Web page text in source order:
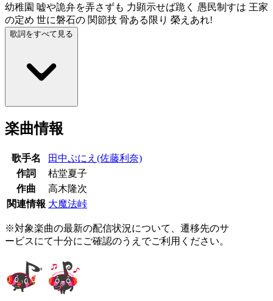
幼稚園 嘘や詭弁を弄さずも 力顕示せば跪く 愚民制すは 王家
の定め 世に磐石の 関節技 骨ある限り 榮えあれ!
歌詞をすべて見る
楽曲情報
歌手名
田中ぷにえ(佐藤利奈)
作詞
枯堂夏子
作曲
高木隆次
関連情報 大魔法峠
※対象楽曲の最新の配信状況について、遷移先のサ
ービスにて十分にご確認のうえでご利用ください。